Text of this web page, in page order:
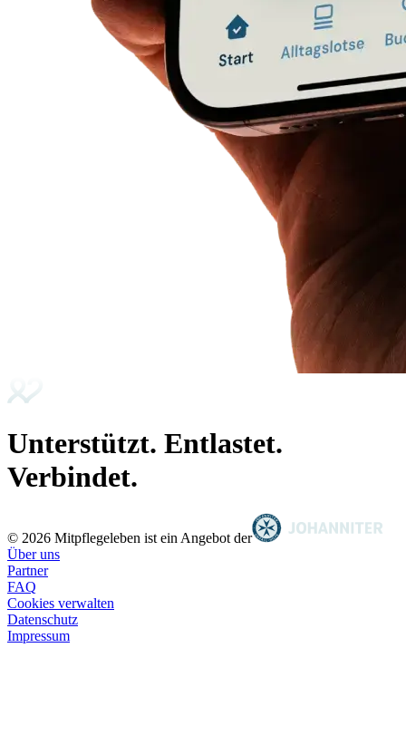
Unterstützt. Entlastet.
Verbindet.
© 2026 Mitpflegeleben ist ein Angebot der
Über uns
Partner
FAQ
Cookies verwalten
Datenschutz
Impressum